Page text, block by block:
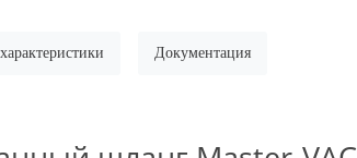
Документация